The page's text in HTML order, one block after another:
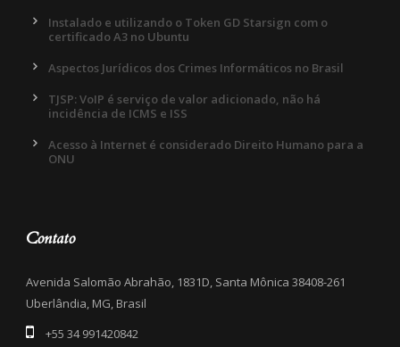
Instalado e utilizando o Token GD Starsign com o
certificado A3 no Ubuntu
Aspectos Jurídicos dos Crimes Informáticos no Brasil
TJSP: VoIP é serviço de valor adicionado, não há
incidência de ICMS e ISS
Acesso à Internet é considerado Direito Humano para a
ONU
Contato
Avenida Salomão Abrahão, 1831D, Santa Mônica 38408-261
Uberlândia, MG, Brasil
+55 34 991420842